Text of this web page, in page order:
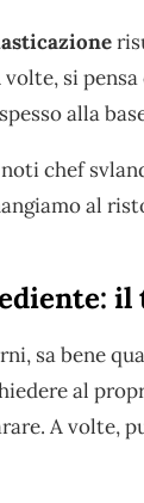
si
alla
chef
al
il
sa bene
al
A volte,